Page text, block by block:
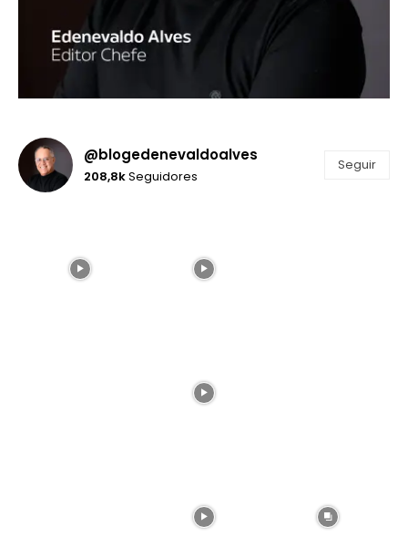
@blogedenevaldoalves
208,8kSeguidores
Seguir